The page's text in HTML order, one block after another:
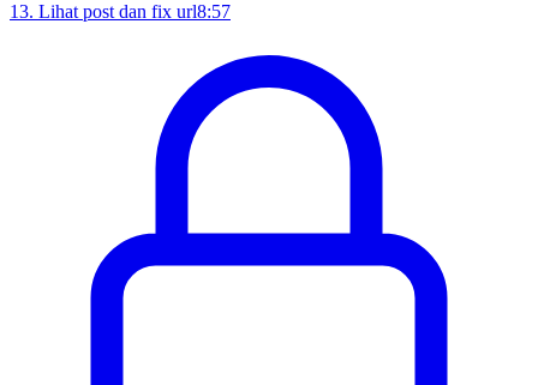
13. Lihat post dan fix url8:57